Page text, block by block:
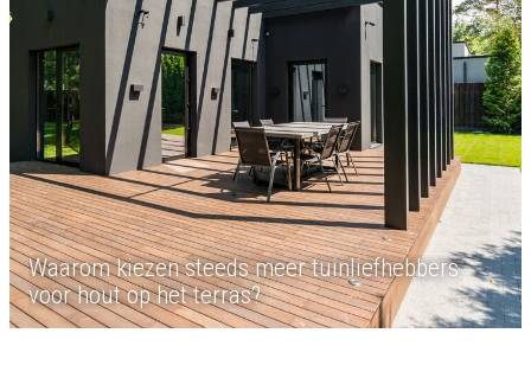
Waarom kiezen steeds meer tuinliefhebbers
voor hout op het terras?